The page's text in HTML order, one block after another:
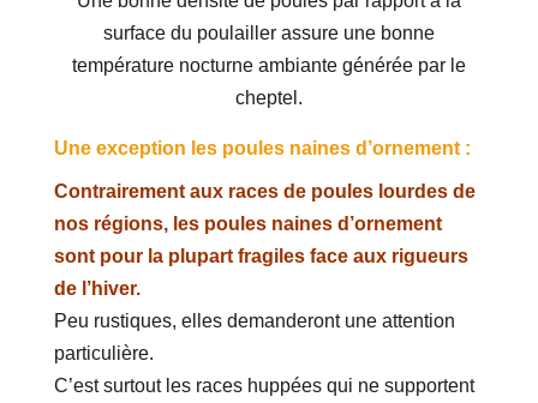
surface du poulailler assure une bonne
température nocturne ambiante générée par le
cheptel.
Une exception les poules naines d’ornement :
Contrairement aux races de poules lourdes de
nos régions, les poules naines d’ornement
sont pour la plupart fragiles face aux rigueurs
de l’hiver.
Peu rustiques, elles demanderont une attention
particulière.
C’est surtout les races huppées qui ne supportent